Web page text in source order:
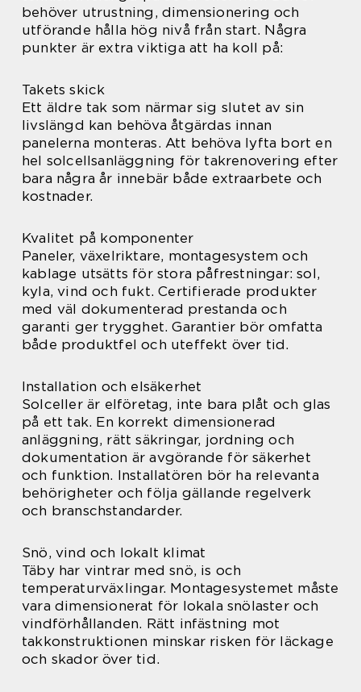
behöver utrustning, dimensionering och
utförande hålla hög nivå från start. Några
punkter är extra viktiga att ha koll på:
Takets skick
Ett äldre tak som närmar sig slutet av sin
livslängd kan behöva åtgärdas innan
panelerna monteras. Att behöva lyfta bort en
hel solcellsanläggning för takrenovering efter
bara några år innebär både extraarbete och
kostnader.
Kvalitet på komponenter
Paneler, växelriktare, montagesystem och
kablage utsätts för stora påfrestningar: sol,
kyla, vind och fukt. Certifierade produkter
med väl dokumenterad prestanda och
garanti ger trygghet. Garantier bör omfatta
både produktfel och uteffekt över tid.
Installation och elsäkerhet
Solceller är elföretag, inte bara plåt och glas
på ett tak. En korrekt dimensionerad
anläggning, rätt säkringar, jordning och
dokumentation är avgörande för säkerhet
och funktion. Installatören bör ha relevanta
behörigheter och följa gällande regelverk
och branschstandarder.
Snö, vind och lokalt klimat
Täby har vintrar med snö, is och
temperaturväxlingar. Montagesystemet måste
vara dimensionerat för lokala snölaster och
vindförhållanden. Rätt infästning mot
takkonstruktionen minskar risken för läckage
och skador över tid.